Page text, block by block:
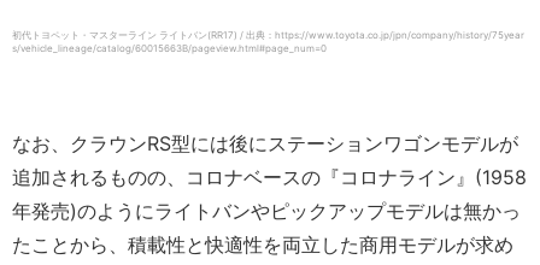
初代トヨペット・マスターライン ライトバン(RR17) / 出典：https://www.toyota.co.jp/jpn/company/history/75year
s/vehicle_lineage/catalog/60015663B/pageview.html#page_num=0
なお、クラウンRS型には後にステーションワゴンモデルが
追加されるものの、コロナベースの『コロナライン』(1958
年発売)のようにライトバンやピックアップモデルは無かっ
たことから、積載性と快適性を両立した商用モデルが求め